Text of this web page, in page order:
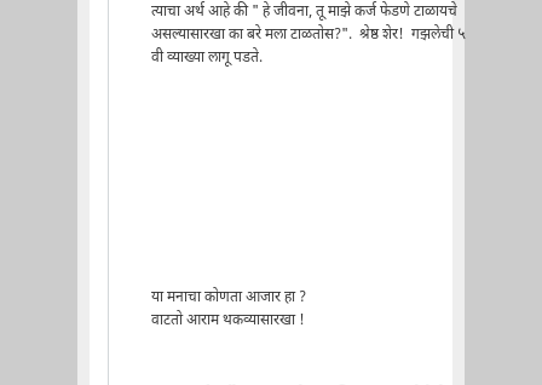
त्याचा अर्थ आहे की " हे जीवना, तू माझे कर्ज फेडणे टाळायचे
असल्यासारखा का बरे मला टाळतोस?". श्रेष्ठ शेर! गझलेची ५
वी व्याख्या लागू पडते.
या मनाचा कोणता आजार हा ?
वाटतो आराम थकव्यासारखा !